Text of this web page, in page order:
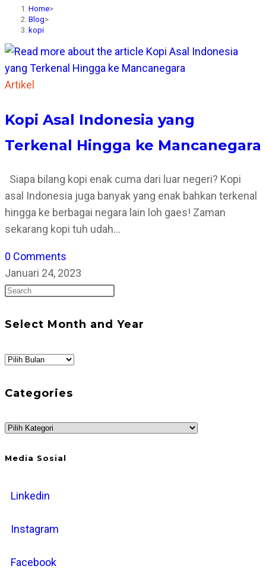
Home>
Blog>
kopi
Artikel
Kopi Asal Indonesia yang
Terkenal Hingga ke Mancanegara
Siapa bilang kopi enak cuma dari luar negeri? Kopi
asal Indonesia juga banyak yang enak bahkan terkenal
hingga ke berbagai negara lain loh gaes! Zaman
sekarang kopi tuh udah…
0 Comments
Januari 24, 2023
Press
to
Select Month and Year
Select
and
Categories
Categories
Media Sosial
Linkedin
Instagram
Facebook